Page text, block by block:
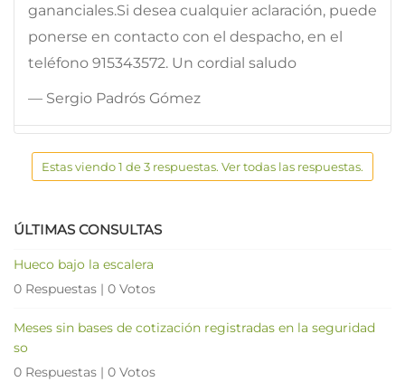
gananciales.Si desea cualquier aclaración, puede
ponerse en contacto con el despacho, en el
teléfono 915343572. Un cordial saludo
— Sergio Padrós Gómez
Estas viendo 1 de 3 respuestas. Ver todas las respuestas.
ÚLTIMAS CONSULTAS
Hueco bajo la escalera
0 Respuestas | 0 Votos
Meses sin bases de cotización registradas en la seguridad
so
0 Respuestas | 0 Votos